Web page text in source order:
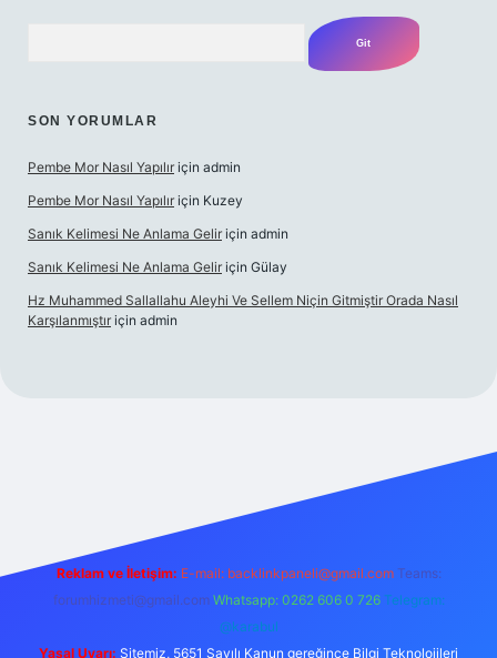
SON YORUMLAR
Pembe Mor Nasıl Yapılır için admin
Pembe Mor Nasıl Yapılır için Kuzey
Sanık Kelimesi Ne Anlama Gelir için admin
Sanık Kelimesi Ne Anlama Gelir için Gülay
Hz Muhammed Sallallahu Aleyhi Ve Sellem Niçin Gitmiştir Orada Nasıl
Karşılanmıştır için admin
Reklam ve İletişim: E-mail: backlinkpaneli@gmail.com Teams:
forumhizmeti@gmail.com Whatsapp: 0262 606 0 726 Telegram:
@karabul
Yasal Uyarı: Sitemiz, 5651 Sayılı Kanun gereğince Bilgi Teknolojileri